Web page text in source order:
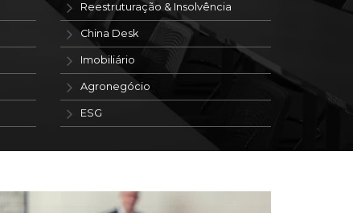
Reestruturação & Insolvência
China Desk
Imobiliário
Agronegócio
ESG